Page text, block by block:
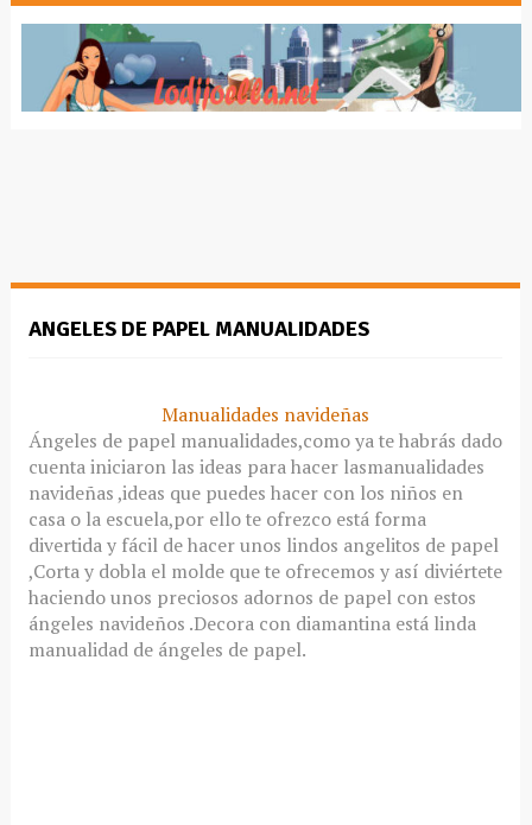
ANGELES DE PAPEL MANUALIDADES
Manualidades navideñas
Ángeles de papel manualidades,como ya te habrás dado
cuenta iniciaron las ideas para hacer lasmanualidades
navideñas ,ideas que puedes hacer con los niños en
casa o la escuela,por ello te ofrezco está forma
divertida y fácil de hacer unos lindos angelitos de papel
,Corta y dobla el molde que te ofrecemos y así diviértete
haciendo unos preciosos adornos de papel con estos
ángeles navideños .Decora con diamantina está linda
manualidad de ángeles de papel.